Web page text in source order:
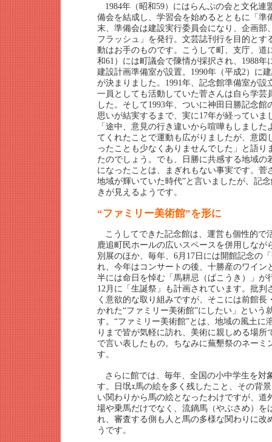
1984年（昭和59）にはらんぷの会と文化
備会を結成し、学習会を始めるとともに「準
末、準備会は建設実行委員会になり、企画部
フラッシュ」を発行。文芸誌刊行を目的とす
動はお手のものです。こうして町、支庁、道
和61）には町議会で陳情が採択され、1988
建設計画準備室が設置。1990年（平成2）に
が決まりました。1991年、記念館準備室が
一員としても活動していた菅さんは自ら学芸
した。そして1993年、ついに神田日勝記念
思いが結実するまで、実に17年が経っていま
「途中、意見の行き違いから喧嘩もしまし
てくれたことで運動も広がりましたが、意図
ったことも少なくありませんでした」と語り
たのでしょう。でも、日勝に共感する地域の
になったことは、まぎれもない事実です。菅
地域が輝いていた時代”と言いましたが、記
きが見えるようです。
“ファミリー美術館”を形に
こうしてできた記念館は、運営も個性的で
鹿追町民ホールの広いスペースを併用しなが
別展のほか、毎年、6月17日には開館記念の
れ、今年はコンサートの後、十勝産のワイン
半には命日を悼む「馬耕忌（ばこうき）」が
12月に「生誕祭」も計画されています。批
く意欲的な取り組みですが、そこには前館
かれた“ファミリー美術館”にしたい」という
す。“ファミリー美術館”とは、地域の風土に
りまで皆が気軽に訪れ、美術に親しめる場
で言い表したもの。ちなみに蕪墾祭のネーミ
す。
さらに館では、毎年、全国の小中学生を対
す。日氓ｪ馬の絵を多く残したこと、その背
い関わりから馬の絵となったわけですが、道
場や乗馬だけでなく、流鏑馬（やぶさめ）を
れ、審査する側も人と馬の多様な関わりに改
うです。